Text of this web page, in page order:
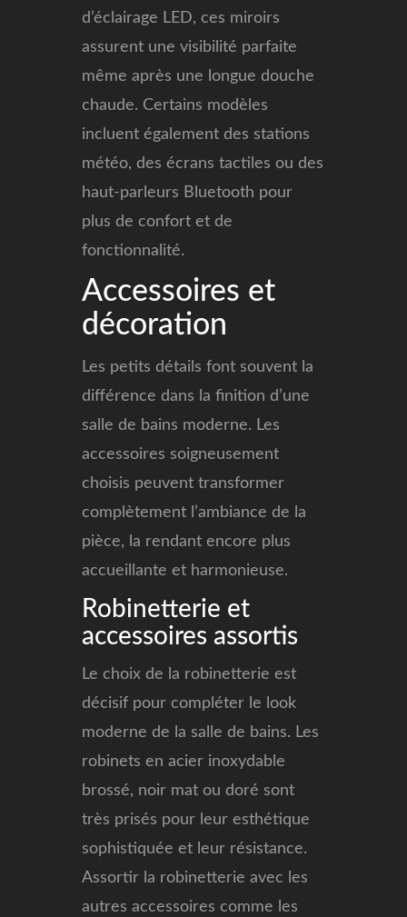
d’éclairage LED, ces miroirs
assurent une visibilité parfaite
même après une longue douche
chaude. Certains modèles
incluent également des stations
météo, des écrans tactiles ou des
haut-parleurs Bluetooth pour
plus de confort et de
fonctionnalité.
Accessoires et
décoration
Les petits détails font souvent la
différence dans la finition d’une
salle de bains moderne. Les
accessoires soigneusement
choisis peuvent transformer
complètement l’ambiance de la
pièce, la rendant encore plus
accueillante et harmonieuse.
Robinetterie et
accessoires assortis
Le choix de la robinetterie est
décisif pour compléter le look
moderne de la salle de bains. Les
robinets en acier inoxydable
brossé, noir mat ou doré sont
très prisés pour leur esthétique
sophistiquée et leur résistance.
Assortir la robinetterie avec les
autres accessoires comme les